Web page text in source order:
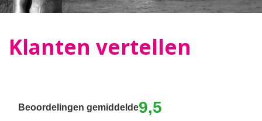
Klanten vertellen